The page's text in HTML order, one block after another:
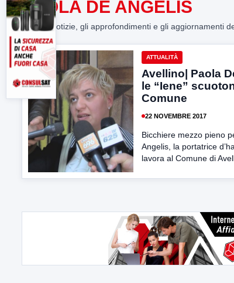
PAOLA DE ANGELIS
Tutte le notizie, gli approfondimenti e gli aggiornamenti
ATTUALITÀ
Avellino| Paola
le “Iene”
Comune
22 NOVEMBRE 2017
Bicchiere mezzo pieno
Angelis, la portatrice
lavora al Comune di